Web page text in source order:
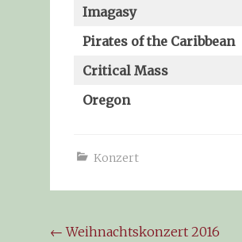
Imagasy
Pirates of the Caribbean
Critical Mass
Oregon
Konzert
← Weihnachtskonzert 2016